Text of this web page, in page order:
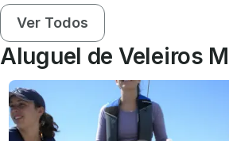
Ver Todos
Aluguel de Veleiros